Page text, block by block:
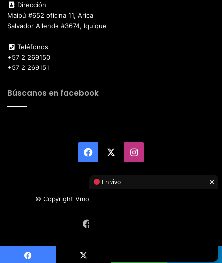
Dirección
Maipú #652 oficina 11, Arica
Salvador Allende #3674, Iquique
Teléfonos
+57 2 269150
+57 2 269151
Búscanos en facebook
Facebook Instagram
© Copyright Vmotor TI 2026, All Rights Reserved
En vivo ×